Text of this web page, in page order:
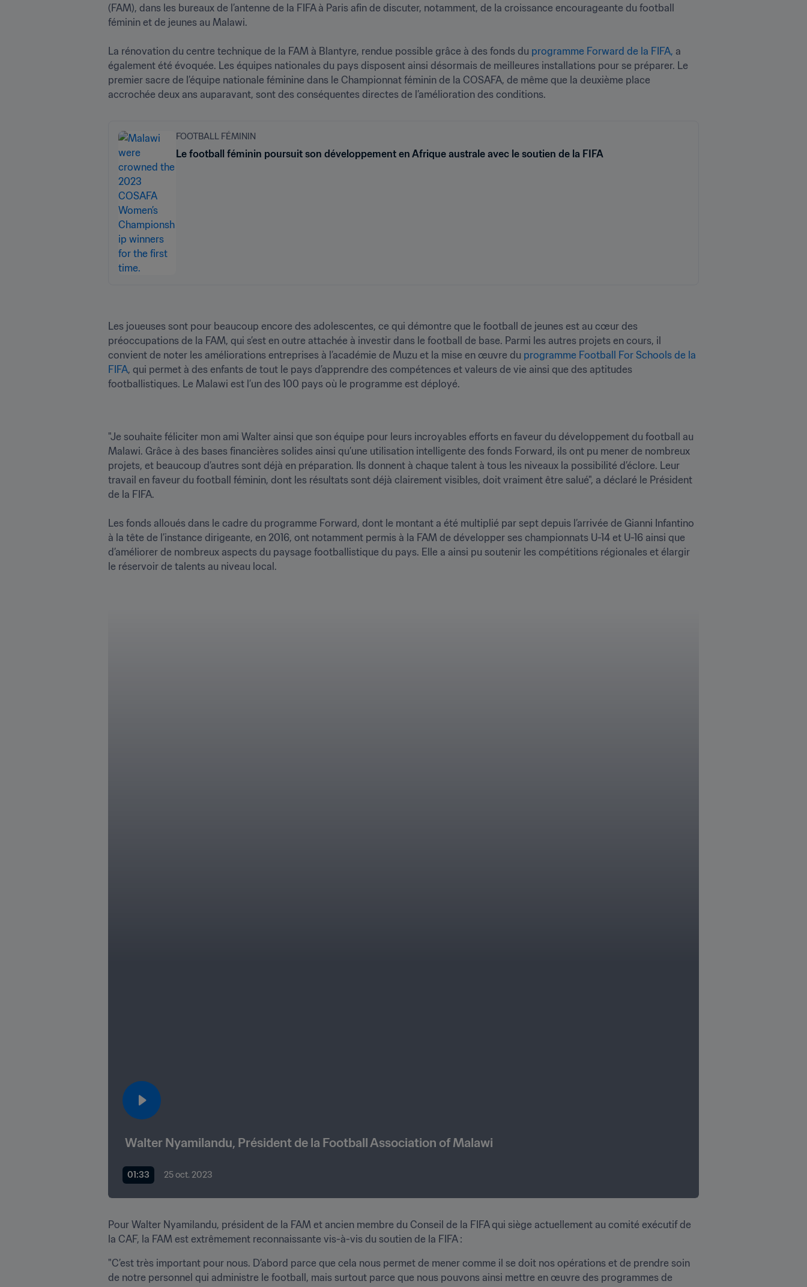
(FAM), dans les bureaux de l’antenne de la FIFA à Paris afin de discuter, notamment, de la croissance encourageante du football
féminin et de jeunes au Malawi.
La rénovation du centre technique de la FAM à Blantyre, rendue possible grâce à des fonds du programme Forward de la FIFA, a
également été évoquée. Les équipes nationales du pays disposent ainsi désormais de meilleures installations pour se préparer. Le
premier sacre de l’équipe nationale féminine dans le Championnat féminin de la COSAFA, de même que la deuxième place
accrochée deux ans auparavant, sont des conséquentes directes de l’amélioration des conditions.
FOOTBALL FÉMININ
Le football féminin poursuit son développement en Afrique australe avec le soutien de la FIFA
Les joueuses sont pour beaucoup encore des adolescentes, ce qui démontre que le football de jeunes est au cœur des
préoccupations de la FAM, qui s’est en outre attachée à investir dans le football de base. Parmi les autres projets en cours, il
convient de noter les améliorations entreprises à l’académie de Muzu et la mise en œuvre du programme Football For Schools de la
FIFA, qui permet à des enfants de tout le pays d’apprendre des compétences et valeurs de vie ainsi que des aptitudes
footballistiques. Le Malawi est l’un des 100 pays où le programme est déployé.
"Je souhaite féliciter mon ami Walter ainsi que son équipe pour leurs incroyables efforts en faveur du développement du football au
Malawi. Grâce à des bases financières solides ainsi qu’une utilisation intelligente des fonds Forward, ils ont pu mener de nombreux
projets, et beaucoup d’autres sont déjà en préparation. Ils donnent à chaque talent à tous les niveaux la possibilité d’éclore. Leur
travail en faveur du football féminin, dont les résultats sont déjà clairement visibles, doit vraiment être salué", a déclaré le Président
de la FIFA.
Les fonds alloués dans le cadre du programme Forward, dont le montant a été multiplié par sept depuis l’arrivée de Gianni Infantino
à la tête de l’instance dirigeante, en 2016, ont notamment permis à la FAM de développer ses championnats U-14 et U-16 ainsi que
d’améliorer de nombreux aspects du paysage footballistique du pays. Elle a ainsi pu soutenir les compétitions régionales et élargir
le réservoir de talents au niveau local.
01:33 25 oct. 2023
Pour Walter Nyamilandu, président de la FAM et ancien membre du Conseil de la FIFA qui siège actuellement au comité exécutif de
la CAF, la FAM est extrêmement reconnaissante vis-à-vis du soutien de la FIFA :
"C’est très important pour nous. D’abord parce que cela nous permet de mener comme il se doit nos opérations et de prendre soin
de notre personnel qui administre le football, mais surtout parce que nous pouvons ainsi mettre en œuvre des programmes de